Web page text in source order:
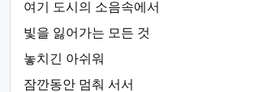
여기 도시의 소음속에서
빛을 잃어가는 모든 것
놓치긴 아쉬워
잠깐동안 멈춰 서서